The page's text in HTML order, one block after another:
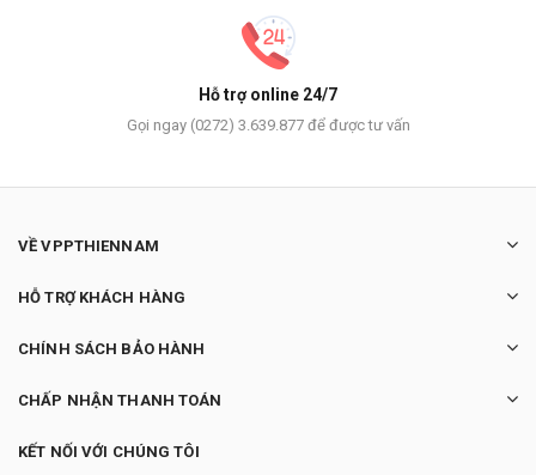
Hỗ trợ online 24/7
Gọi ngay (0272) 3.639.877 để được tư vấn
VỀ VPPTHIENNAM
HỖ TRỢ KHÁCH HÀNG
CHÍNH SÁCH BẢO HÀNH
CHẤP NHẬN THANH TOÁN
KẾT NỐI VỚI CHÚNG TÔI